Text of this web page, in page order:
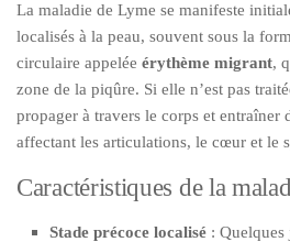
La maladie de Lyme se manifeste
localisés à la peau, souvent sous la
circulaire appelée érythème migrant,
zone de la piqûre. Si elle n’est pas
propager à travers le corps et entraîner
affectant les articulations, le cœur et le
Caractéristiques de la
Stade précoce localisé : Quelques